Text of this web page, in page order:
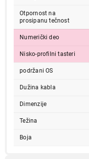
Otpornost na
prosipanu tečnost
Numerički deo
Nisko-profilni tasteri
podržani OS
Dužina kabla
Dimenzije
Težina
Boja